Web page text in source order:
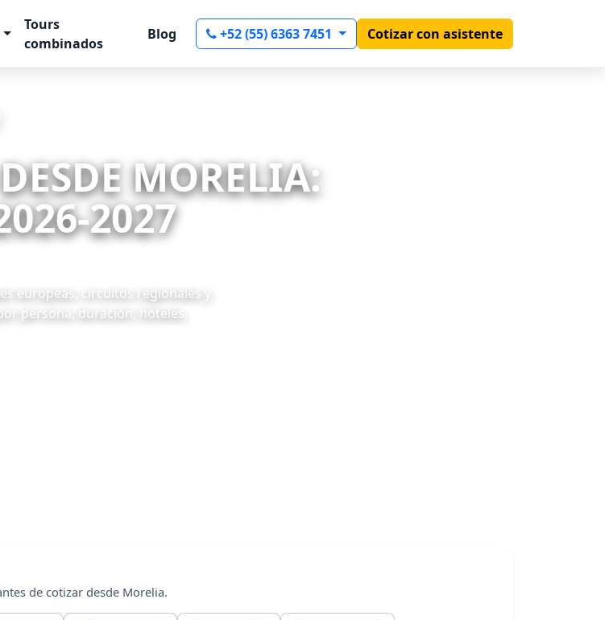
Tours
combinados
Blog +52 (55) 6363 7451 Cotizar con asistente
MORELIA:
2027
europeas, circuitos regionales y
persona, duración, hoteles,
de cotizar desde Morelia.